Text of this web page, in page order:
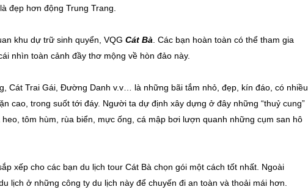
đẹp hơn động Trung Trang.
khu dự trữ sinh quyển, VQG Cát Bà . Các bạn hoàn toàn có thể tham gia
nhìn toàn cảnh đầy thơ mộng về hòn đảo này.
Cát Trai Gái, Đường Danh v.v… là những bãi tắm nhỏ, đẹp, kín đáo, có nhiều
cao, trong suốt tới đáy. Người ta dự định xây dựng ở đây những “thuỷ cung”
tôm hùm, rùa biển, mực ống, cá mập bơi lượn quanh những cụm san hô
xếp cho các bạn du lịch tour Cát Bà chọn gói một cách tốt nhất. Ngoài
lịch ở những công ty du lịch này để chuyến đi an toàn và thoải mái hơn.